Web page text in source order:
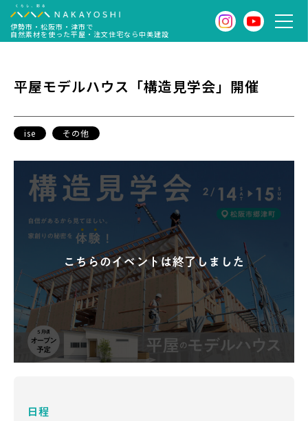
伊勢市・松阪市・津市で
自然素材を使った平屋・注文住宅なら中美建設
平屋モデルハウス「構造見学会」開催
ise その他
日程